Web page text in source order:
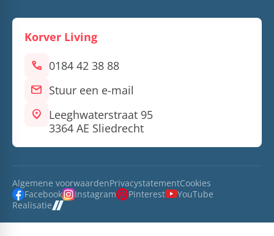
Korver Living
call 0184 42 38 88
mail Stuur een e-mail
location_on Leeghwaterstraat 95
3364 AE Sliedrecht
Algemene voorwaardenPrivacystatementCookies
Facebook
Instagram Pinterest
YouTube
Realisatie